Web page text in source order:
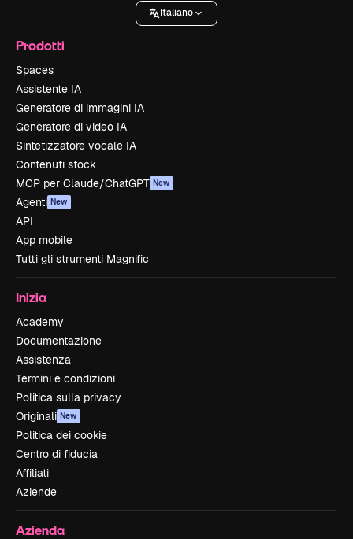
Italiano
Prodotti
Spaces
Assistente IA
Generatore di immagini IA
Generatore di video IA
Sintetizzatore vocale IA
Contenuti stock
MCP per Claude/ChatGPT New
Agenti New
API
App mobile
Tutti gli strumenti Magnific
Inizia
Academy
Documentazione
Assistenza
Termini e condizioni
Politica sulla privacy
Originali New
Politica dei cookie
Centro di fiducia
Affiliati
Aziende
Azienda